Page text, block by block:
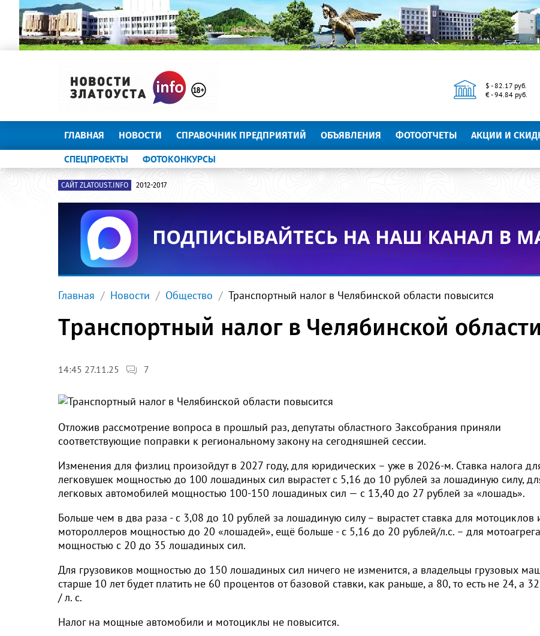
$ - 82.17 руб.
€ - 94.84 руб.
ГЛАВНАЯ НОВОСТИ СПРАВОЧНИК ПРЕДПРИЯТИЙ ОБЪЯВЛЕНИЯ ФОТООТЧЕТЫ АКЦИИ И
СПЕЦПРОЕКТЫ ФОТОКОНКУРСЫ
САЙТ ZLATOUST.INFO 2012-2017
Главная Новости Общество Транспортный налог в Челябинской области повысится
Транспортный налог в Челябинской
14:45 27.11.25 7
Отложив рассмотрение вопроса в прошлый раз, депутаты областного Заксобрания приняли
соответствующие поправки к региональному закону на сегодняшней сессии.
Изменения для физлиц произойдут в 2027 году, для юридических – уже в 2026-м. Ставка налога
легковушек мощностью до 100 лошадиных сил вырастет с 5,16 до 10 рублей за лошадиную силу,
легковых автомобилей мощностью 100-150 лошадиных сил — с 13,40 до 27 рублей за «лошадь».
Больше чем в два раза - с 3,08 до 10 рублей за лошадиную силу – вырастет ставка для мотоциклов
мотороллеров мощностью до 20 «лошадей», ещё больше - с 5,16 до 20 рублей/л.с. – для
мощностью с 20 до 35 лошадиных сил.
Для грузовиков мощностью до 150 лошадиных сил ничего не изменится, а владельцы грузовых
старше 10 лет будет платить не 60 процентов от базовой ставки, как раньше, а 80, то есть не 24, а
/ л. с.
Налог на мощные автомобили и мотоциклы не повысится.